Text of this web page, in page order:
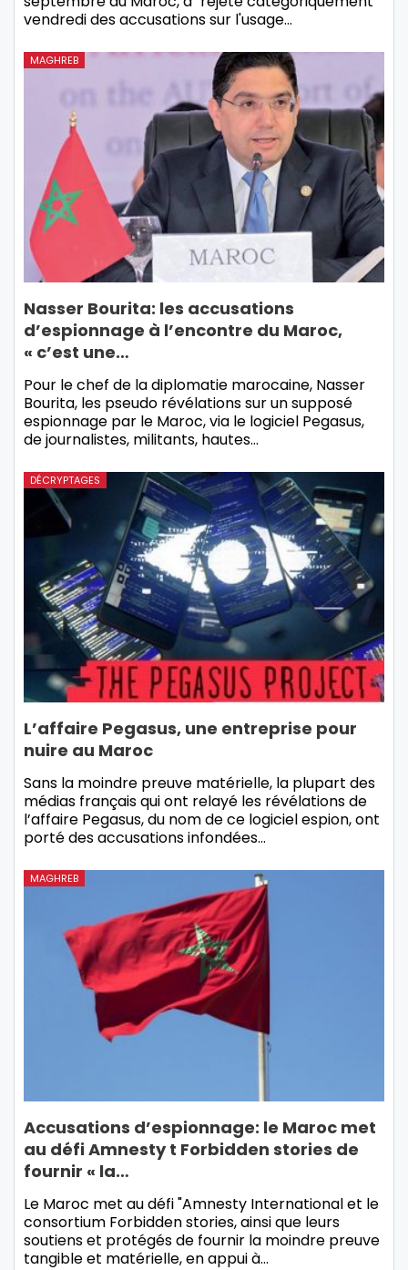
vendredi des accusations sur l'usage…
MAGHREB
Nasser Bourita: les accusations
d’espionnage à l’encontre du Maroc,
« c’est une…
Pour le chef de la diplomatie marocaine, Nasser
Bourita, les pseudo révélations sur un supposé
espionnage par le Maroc, via le logiciel Pegasus,
de journalistes, militants, hautes…
DÉCRYPTAGES
L’affaire Pegasus, une entreprise pour
nuire au Maroc
Sans la moindre preuve matérielle, la plupart des
médias français qui ont relayé les révélations de
l’affaire Pegasus, du nom de ce logiciel espion, ont
porté des accusations infondées…
MAGHREB
Accusations d’espionnage: le Maroc met
au défi Amnesty t Forbidden stories de
fournir « la…
Le Maroc met au défi "Amnesty International et le
consortium Forbidden stories, ainsi que leurs
soutiens et protégés de fournir la moindre preuve
tangible et matérielle, en appui à…